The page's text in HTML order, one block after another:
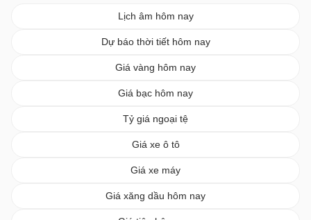
Lịch âm hôm nay
Dự báo thời tiết hôm nay
Giá vàng hôm nay
Giá bạc hôm nay
Tỷ giá ngoại tệ
Giá xe ô tô
Giá xe máy
Giá xăng dầu hôm nay